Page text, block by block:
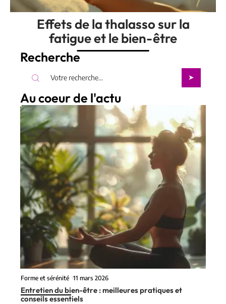
Effets de la thalasso sur la
fatigue et le bien-être
Recherche
Au coeur de l'actu
Forme et sérénité 11 mars 2026
Entretien du bien-être : meilleures pratiques et
conseils essentiels